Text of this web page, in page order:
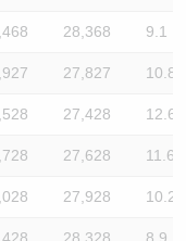
28,368 9.1
27,827 10.8
27,428 12.6
27,628 11.6
27,928 10.2